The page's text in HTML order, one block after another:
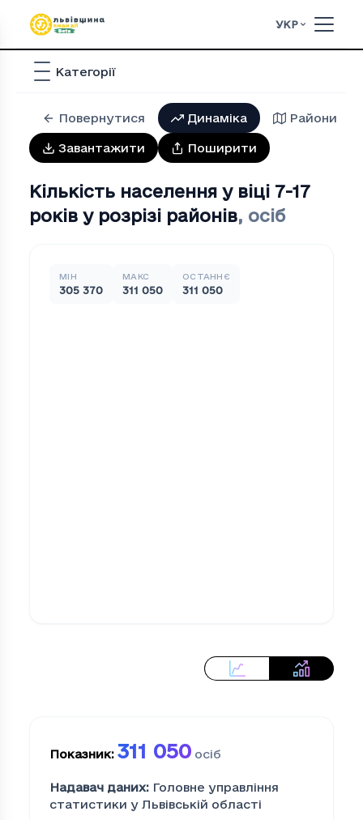
УКР
Категорії
Повернутися Динаміка Райони
Завантажити Поширити
Кількість населення у віці 7-17
років у розрізі районів, осіб
МІН
305 370
МАКС
311 050
ОСТАННЄ
311 050
Показник: 311 050 осіб
Надавач даних: Головне управління
статистики у Львівській області